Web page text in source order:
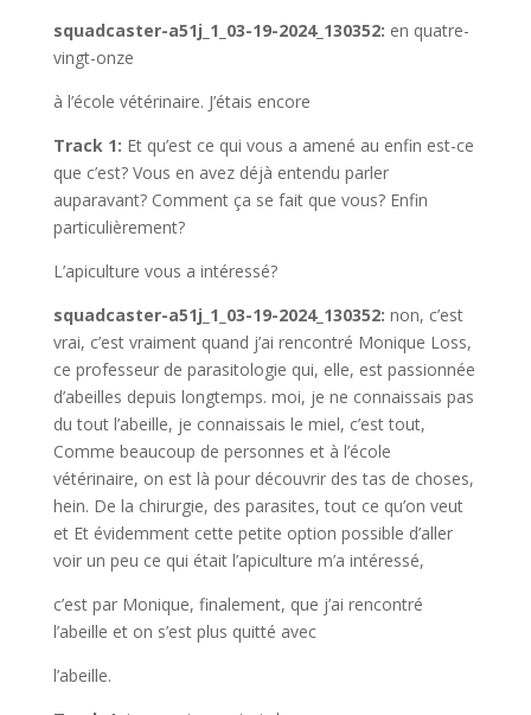
squadcaster-a51j_1_03-19-2024_130352: en quatre-
vingt-onze
à l’école vétérinaire. J’étais encore
Track 1: Et qu’est ce qui vous a amené au enfin est-ce
que c’est? Vous en avez déjà entendu parler
auparavant? Comment ça se fait que vous? Enfin
particulièrement?
L’apiculture vous a intéressé?
squadcaster-a51j_1_03-19-2024_130352: non, c’est
vrai, c’est vraiment quand j’ai rencontré Monique Loss,
ce professeur de parasitologie qui, elle, est passionnée
d’abeilles depuis longtemps. moi, je ne connaissais pas
du tout l’abeille, je connaissais le miel, c’est tout,
Comme beaucoup de personnes et à l’école
vétérinaire, on est là pour découvrir des tas de choses,
hein. De la chirurgie, des parasites, tout ce qu’on veut
et Et évidemment cette petite option possible d’aller
voir un peu ce qui était l’apiculture m’a intéressé,
c’est par Monique, finalement, que j’ai rencontré
l’abeille et on s’est plus quitté avec
l’abeille.